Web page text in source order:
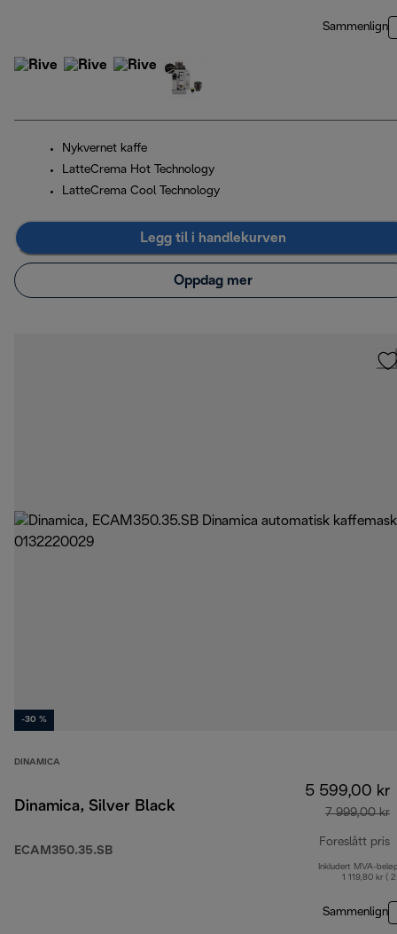
Sammenlign
Nykvernet kaffe
LatteCrema Hot Technology
LatteCrema Cool Technology
Legg til i handlekurven
Oppdag mer
-30 %
DINAMICA
Dinamica, Silver Black
ECAM350.35.SB
5 599,00 kr
7 999,00 kr
Foreslått pris
Inkludert MVA-
1 119,80 kr (
Sammenlign